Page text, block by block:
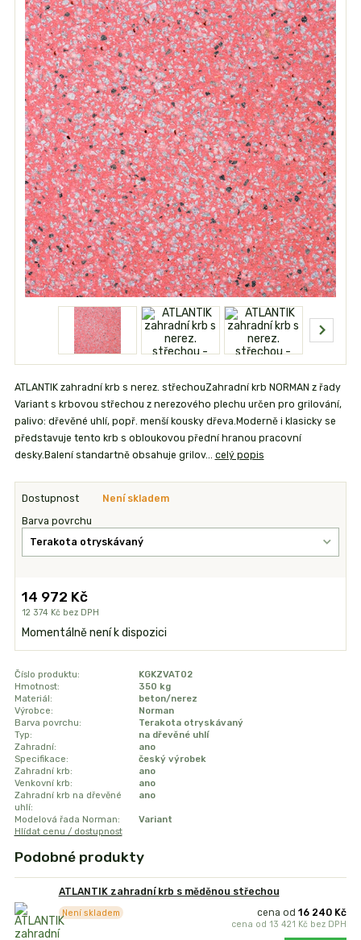
ATLANTIK zahradní krb s nerez. střechouZahradní krb NORMAN z řady
Variant s krbovou střechou z nerezového plechu určen pro grilování,
palivo: dřevěné uhlí, popř. menší kousky dřeva.Moderně i klasicky se
představuje tento krb s obloukovou přední hranou pracovní
desky.Balení standartně obsahuje grilov... celý popis
Dostupnost Není skladem
Barva povrchu
14 972 Kč
12 374 Kč bez DPH
Momentálně není k dispozici
Číslo produktu:
KGKZVAT02
Hmotnost:
350 kg
Materiál:
beton/nerez
Výrobce:
Norman
Barva povrchu:
Terakota otryskávaný
Typ:
na dřevěné uhlí
Zahradní:
ano
Specifikace:
český výrobek
Zahradní krb:
ano
Venkovní krb:
ano
Zahradní krb na dřevěné
uhlí:
ano
Modelová řada Norman:
Variant
Hlídat cenu / dostupnost
Podobné produkty
ATLANTIK zahradní krb s měděnou střechou
cena od16 240 Kč
cena od13 421 Kč bez DPH
Není skladem